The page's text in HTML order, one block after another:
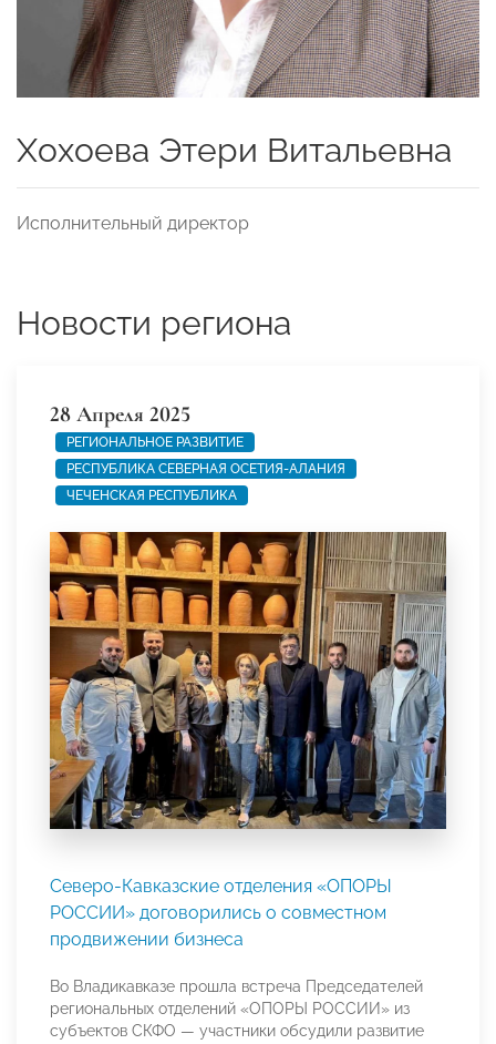
Хохоева Этери Витальевна
Исполнительный директор
Новости региона
28 Апреля 2025
РЕГИОНАЛЬНОЕ РАЗВИТИЕ
РЕСПУБЛИКА СЕВЕРНАЯ ОСЕТИЯ-АЛАНИЯ
ЧЕЧЕНСКАЯ РЕСПУБЛИКА
Северо-Кавказские отделения «ОПОРЫ
РОССИИ» договорились о совместном
продвижении бизнеса
Во Владикавказе прошла встреча Председателей
региональных отделений «ОПОРЫ РОССИИ» из
субъектов СКФО — участники обсудили развитие